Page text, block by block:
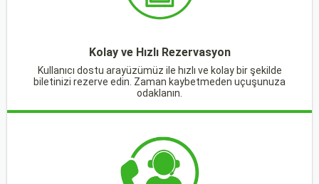
Kolay ve Hızlı Rezervasyon
Kullanıcı dostu arayüzümüz ile hızlı ve kolay bir şekilde
biletinizi rezerve edin. Zaman kaybetmeden uçuşunuza
odaklanın.